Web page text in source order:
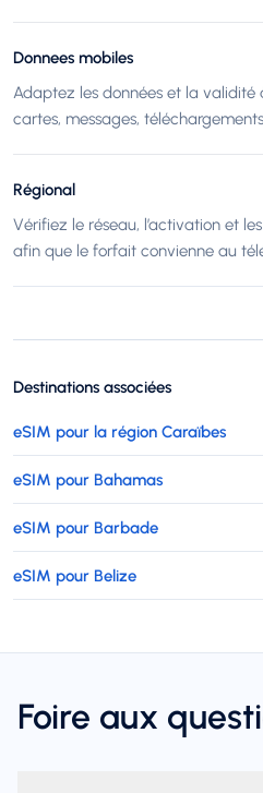
Donnees mobiles
Adaptez les données et la validité
cartes, messages,
Régional
Vérifiez le réseau, l’activation et
afin que le forfait convienne au
Destinations associées
eSIM pour la région Caraïbes
eSIM pour Bahamas
eSIM pour Barbade
eSIM pour Belize
Foire aux